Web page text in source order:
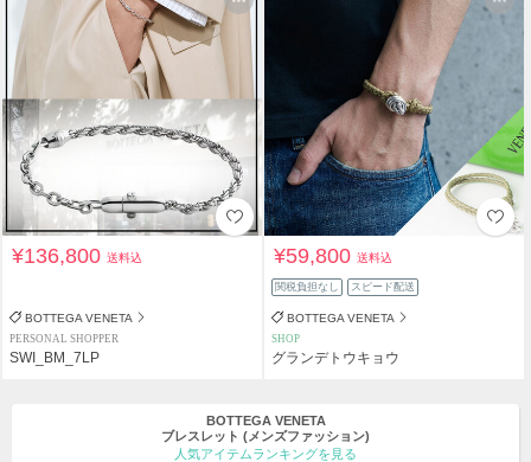
¥136,800送料込
BOTTEGA VENETA
PERSONAL SHOPPER
SWI_BM_7LP
¥59,800送料込
関税負担なし スピード配送
BOTTEGA VENETA
SHOP
グランデトウキョウ
BOTTEGA VENETA
ブレスレット (メンズファッション)
人気アイテムランキングを見る